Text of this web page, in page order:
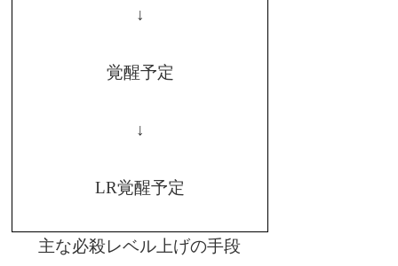
↓
覚醒予定
↓
LR覚醒予定
主な必殺レベル上げの手段